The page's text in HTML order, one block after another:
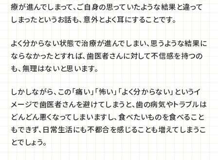
療が進んでしまって、ご自身の思っていたような結果と違って
しまったというお話も、意外とよく耳にすることです。
よく分からない状態で治療が進んでしまい、思うような結果に
ならなかったとすれば、歯医者さんに対して不信感を持つの
も、無理はないと思います。
しかしながら、この「痛い」「怖い」「よく分からない」というイ
メージで歯医者さんを避けてしまうと、歯の病気やトラブルは
どんどん悪くなってしまいますし、食べたいものを食べること
もできず、日常生活にも不都合を感じることも増えてしまうこ
とでしょう。